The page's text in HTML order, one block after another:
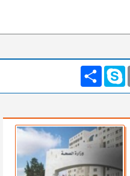
انشر Skype